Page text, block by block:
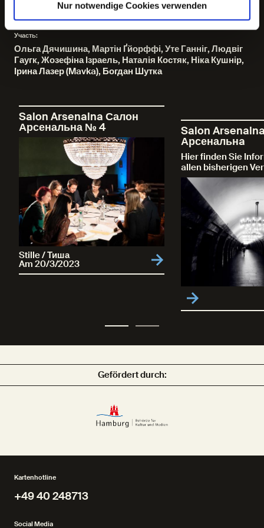
Nur notwendige Cookies verwenden
Iryna Lazer (Mavka) ,Bohdan Shutka
Участь:
Ольга Дячишина, Мартін Ґйорффі, Уте Ганніг, Людвіг
Гаугк, Жозефіна Ізраель, Наталія Костяк, Ніка Кушнір,
Ірина Лазер (Mavka), Богдан Шутка
Salon Arsenalna Салон
Арсенальна № 4
Stille / Тиша
Am 20/3/2023
Salon
Арсенальнa
Hier finden Sie
allen bisherigen
Gefördert durch:
Kartenhotline
+49 40 248713
Social Media